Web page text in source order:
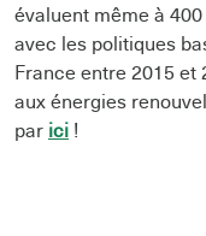
évaluent même à
avec les politiques
France entre 2015 et
aux énergies
par ici !